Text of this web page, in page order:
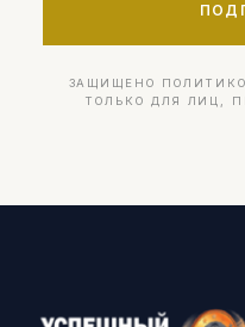
ЗАЩИЩЕНО
ТОЛЬКО ДЛЯ ЛИЦ,